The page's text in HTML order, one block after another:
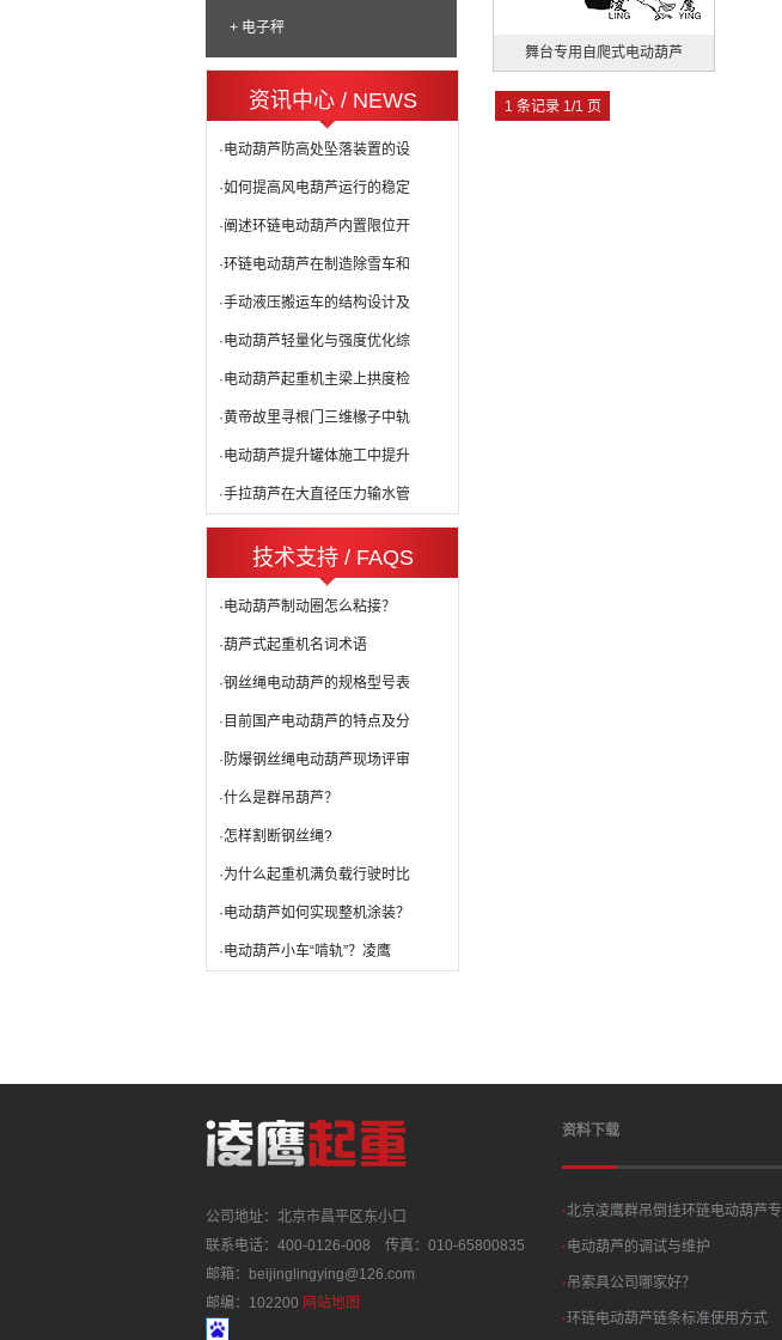
+ 电子秤
资讯中心 / NEWS
·电动葫芦防高处坠落装置的设
·如何提高风电葫芦运行的稳定
·阐述环链电动葫芦内置限位开
·环链电动葫芦在制造除雪车和
·手动液压搬运车的结构设计及
·电动葫芦轻量化与强度优化综
·电动葫芦起重机主梁上拱度检
·黄帝故里寻根门三维椽子中轨
·电动葫芦提升罐体施工中提升
·手拉葫芦在大直径压力输水管
技术支持 / FAQS
·电动葫芦制动圈怎么粘接？
·葫芦式起重机名词术语
·钢丝绳电动葫芦的规格型号表
·目前国产电动葫芦的特点及分
·防爆钢丝绳电动葫芦现场评审
·什么是群吊葫芦？
·怎样割断钢丝绳?
·为什么起重机满负载行驶时比
·电动葫芦如何实现整机涂装？
·电动葫芦小车“啃轨”？凌鹰
舞台专用自爬式电动葫芦
1 条记录 1/1 页
公司地址：北京市昌平区东小口
联系电话：400-0126-008 传真：010-65800835
邮箱：beijinglingying@126.com
邮编：102200 网站地图
资料下载
·北京凌鹰群吊倒挂环链电动葫芦专
·电动葫芦的调试与维护
·吊索具公司哪家好？
·环链电动葫芦链条标准使用方式